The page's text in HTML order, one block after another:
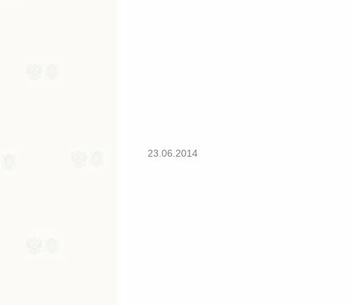
23.06.2014